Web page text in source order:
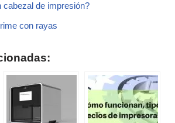
cabezal de impresión?
con rayas